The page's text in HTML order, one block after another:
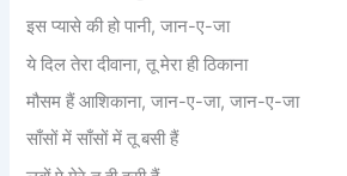
इस प्यासे की हो पानी, जान-ए-जा
ये दिल तेरा दीवाना, तू मेरा ही ठिकाना
मौसम हैं आशिकाना, जान-ए-जा, जान-ए-जा
साँसों में साँसों में तू बसी हैं